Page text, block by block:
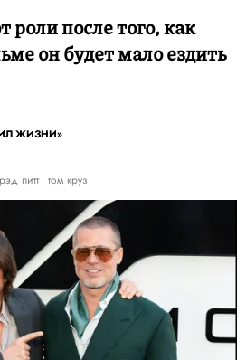
роли после того, как
он будет мало ездить
ЖИЗНИ»
питт том круз